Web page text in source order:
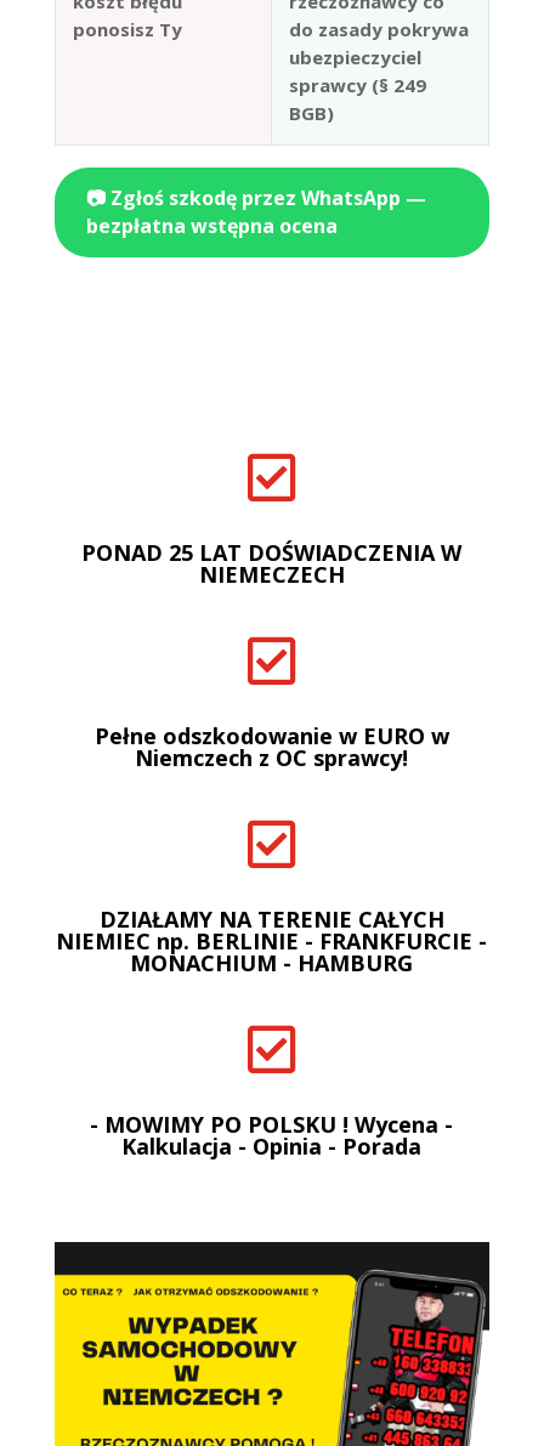
ponosisz Ty
do zasady pokrywa
ubezpieczyciel
sprawcy (§ 249
BGB)
📷 Zgłoś szkodę przez WhatsApp —
bezpłatna wstępna ocena

PONAD 25 LAT DOŚWIADCZENIA W
NIEMECZECH

Pełne odszkodowanie w EURO w
Niemczech z OC sprawcy!

DZIAŁAMY NA TERENIE CAŁYCH
NIEMIEC np. BERLINIE - FRANKFURCIE -
MONACHIUM - HAMBURG

- MOWIMY PO POLSKU ! Wycena -
Kalkulacja - Opinia - Porada